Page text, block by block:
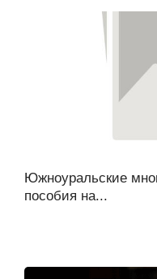
Южноуральские
пособия на...